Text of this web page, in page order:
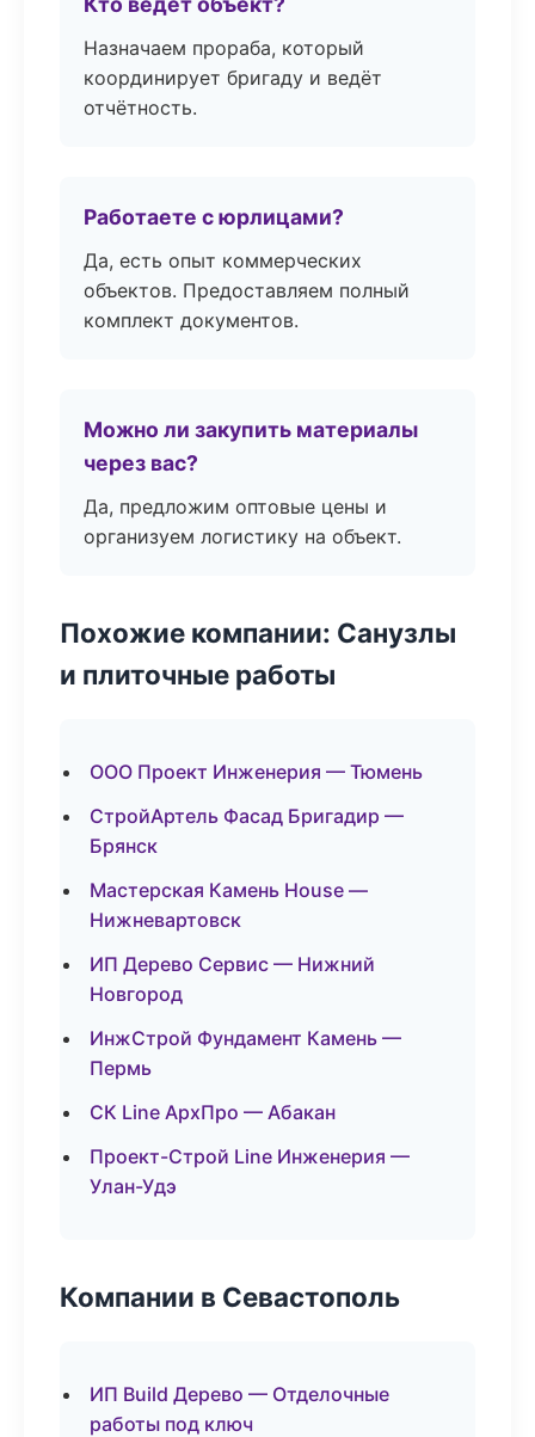
Назначаем прораба, который
координирует бригаду и ведёт
отчётность.
Работаете с юрлицами?
Да, есть опыт коммерческих
объектов. Предоставляем полный
комплект документов.
Можно ли закупить материалы
через вас?
Да, предложим оптовые цены и
организуем логистику на объект.
Похожие компании: Санузлы
и плиточные работы
ООО Проект Инженерия — Тюмень
СтройАртель Фасад Бригадир —
Брянск
Мастерская Камень House —
Нижневартовск
ИП Дерево Сервис — Нижний
Новгород
ИнжСтрой Фундамент Камень —
Пермь
СК Line АрхПро — Абакан
Проект-Строй Line Инженерия —
Улан-Удэ
Компании в Севастополь
ИП Build Дерево — Отделочные
работы под ключ